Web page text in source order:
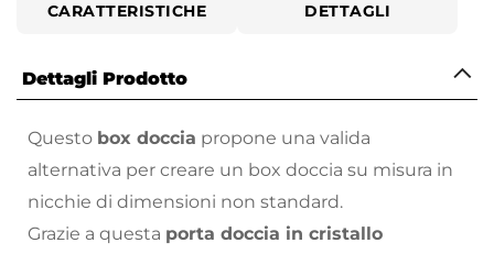
CARATTERISTICHE DETTAGLI
Dettagli Prodotto
Questo box doccia propone una valida
alternativa per creare un box doccia su misura in
nicchie di dimensioni non standard.
Grazie a questa porta doccia in cristallo